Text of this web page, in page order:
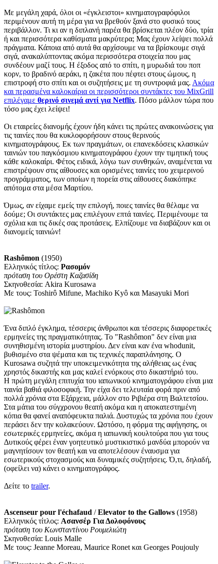
Με μεγάλη χαρά, όλοι οι «έγκλειστοι» κινηματογραφόφιλοι
περιμένουν αυτή τη μέρα για να βρεθούν ξανά στο φυσικό τους
περιβάλλον. Τι κι αν η διπλανή παρέα θα βρίσκεται πλέον δύο, τρία
ή και περισσότερα καθίσματα μακρύτερα; Μας έχουν λείψει πολλά
πράγματα. Κάποια από αυτά θα αρχίσουμε να τα βρίσκουμε σιγά
σιγά, ανακαλύπτοντας ακόμα περισσότερα στοιχεία που μας
συνδέουν μαζί τους. Η έξοδος από το σπίτι, η μυρωδιά του ποπ
κορν, το βραδινό αεράκι, η ζακέτα που πέφτει στους ώμους, η
επιστροφή στο σπίτι και οι συζητήσεις με τη συντροφιά μας. Ακόμα
και περασμένα καλοκαίρια οι περισσότεροι συντάκτες του MixGrill
επιλέγαμε θερινό σινεμά αντί για Netflix. Πόσο μάλλον τώρα που
τόσο μας έχει λείψει!
Οι εταιρείες διανομής έχουν ήδη κάνει τις πρώτες ανακοινώσεις για
τις ταινίες που θα κυκλοφορήσουν στους θερινούς
κινηματογράφους. Εκ των πραγμάτων, οι επανεκδόσεις κλασικών
ταινιών του παγκόσμιου κινηματογράφου έχουν την τιμητική τους
κάθε καλοκαίρι. Φέτος ειδικά, λόγω των συνθηκών, αναμένεται να
επιστρέψουν στις αίθουσες και ορισμένες ταινίες του χειμερινού
προγράμματος, των οποίων η πορεία στις αίθουσες διακόπηκε
απότομα στα μέσα Μαρτίου.
Όμως, αν είχαμε εμείς την επιλογή, ποιες ταινίες θα θέλαμε να
δούμε; Οι συντάκτες μας επιλέγουν επτά ταινίες. Περιμένουμε τα
σχόλια και τις δικές σας προτάσεις. Ελπίζουμε να διαβάζουν και οι
διανομείς ταινιών!
Rashômon (1950)
Ελληνικός τίτλος: Ρασομόν
πρόταση του Ορέστη Καζασίδη
Σκηνοθεσία: Akira Kurosawa
Με τους: Toshirô Mifune, Machiko Kyô και Masayuki Mori
Ένα διπλό έγκλημα, τέσσερις άνθρωποι και τέσσερις διαφορετικές
ερμηνείες της πραγματικότητας. Το "Rashômon" δεν είναι μια
συνηθισμένη ιστορία μυστηρίου. Δεν είναι καν ένα whodunit,
βυθισμένο στα ψέματα και τις τεχνικές παραπλάνησης. Ο
Kurosawa συζητά την υποκειμενικότητα της αλήθειας ως ένας
χρηστός δικαστής και μας καλεί ενόρκους στο δικαστήριό του.
Η πρώτη μεγάλη επιτυχία του ιαπωνικού κινηματογράφου είναι μια
ταινία βαθιά φιλοσοφική. Την είχα δει τελευταία φορά πριν από
πολλά χρόνια στα Εξάρχεια, μάλλον στο Ριβιέρα στη Βαλτετσίου.
Στα μάτια του σύγχρονου θεατή ακόμα και η αποκατεστημένη
κόπια θα φανεί αναπόφευκτα παλιά. Δυστυχώς τα χρόνια που έχουν
περάσει δεν την κολακεύουν. Ωστόσο, η φόρμα της αφήγησης, οι
εσωτερικές ερμηνείες, ακόμα η ιαπωνική κουλτούρα που για τους
Δυτικούς φέρει έναν γοητευτικό μυστικιστικό μανδύα μπορούν να
μαγνητίσουν τον θεατή και να αποτελέσουν έναυσμα για
εσωτερικούς στοχασμούς και δυναμικές συζητήσεις. Ό,τι, δηλαδή,
(οφείλει να) κάνει ο κινηματογράφος.
Δείτε το trailer.
Ascenseur pour l'échafaud /Elevator to the Gallows (1958)
Ελληνικός τίτλος: Ασανσέρ Για Δολοφόνους
πρόταση του Κωνσταντίνου Ρουμελιώτη
Σκηνοθεσία: Louis Malle
Με τους: Jeanne Moreau, Maurice Ronet και Georges Poujouly